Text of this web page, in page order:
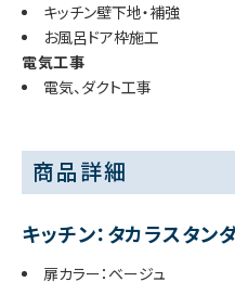
キッチン壁下地・補強
お風呂ドア枠施工
電気工事
電気、ダクト工事
商品詳細
キッチン：タカラスタン
扉カラー：ベージュ